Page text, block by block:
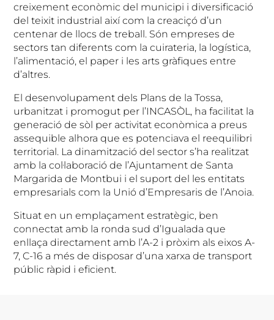
creixement econòmic del municipi i diversificació
del teixit industrial així com la creaciçó d’un
centenar de llocs de treball. Són empreses de
sectors tan diferents com la cuirateria, la logística,
l’alimentació, el paper i les arts gràfiques entre
d’altres.
El desenvolupament dels Plans de la Tossa,
urbanitzat i promogut per l’INCASÒL, ha facilitat la
generació de sòl per activitat econòmica a preus
assequible alhora que es potenciava el reequilibri
territorial. La dinamització del sector s’ha realitzat
amb la col·laboració de l’Ajuntament de Santa
Margarida de Montbui i el suport del les entitats
empresarials com la Unió d’Empresaris de l’Anoia.
Situat en un emplaçament estratègic, ben
connectat amb la ronda sud d’Igualada que
enllaça directament amb l’A-2 i pròxim als eixos A-
7, C-16 a més de disposar d’una xarxa de transport
públic ràpid i eficient.